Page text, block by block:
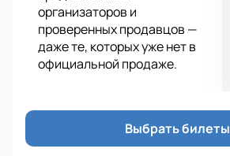
организаторов и
проверенных продавцов —
даже те, которых уже нет в
официальной продаже.
Выбрать билеты